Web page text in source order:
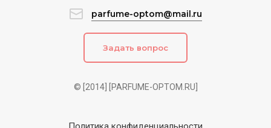
© [2014] [PARFUME-OPTOM.RU]
parfume-optom@mail.ru
Задать вопрос